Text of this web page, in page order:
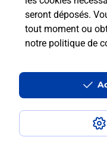
seront déposés.
tout moment ou
notre politique de
avec le CPF ?